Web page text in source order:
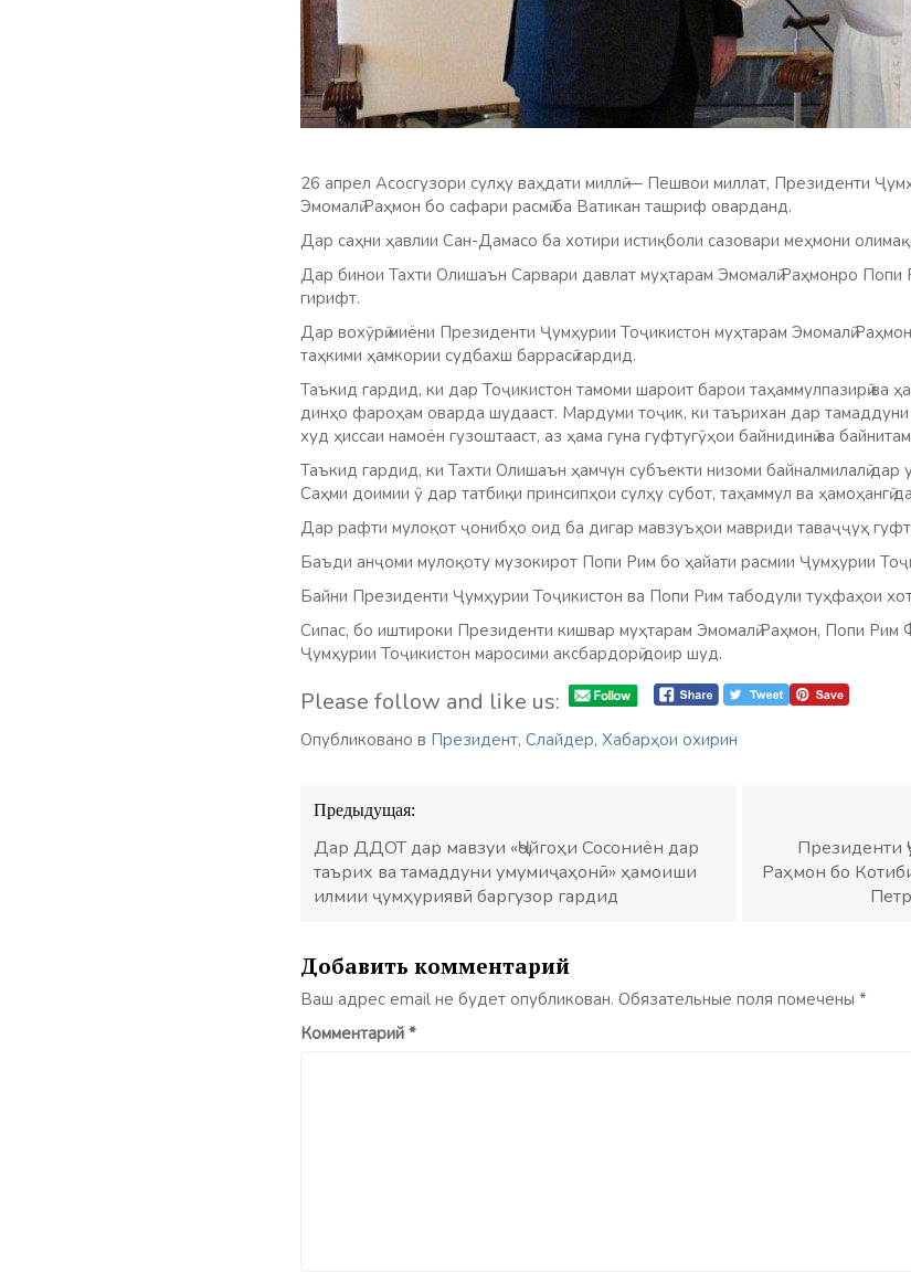
26 апрел Асосгузори сулҳу ваҳдати миллӣ — Пешвои миллат, Президенти
Эмомалӣ Раҳмон бо сафари расмӣ ба Ватикан ташриф оварданд.
Дар саҳни ҳавлии Сан-Дамасо ба хотири истиқболи сазовари меҳмони
Дар бинои Тахти Олишаън Сарвари давлат муҳтарам Эмомалӣ Раҳмонро Попи
гирифт.
Дар вохӯрӣ миёни Президенти Ҷумҳурии Тоҷикистон муҳтарам Эмомалӣ
таҳкими ҳамкории судбахш баррасӣ гардид.
Таъкид гардид, ки дар Тоҷикистон тамоми шароит барои таҳаммулпазирӣ ва
динҳо фароҳам оварда шудааст. Мардуми тоҷик, ки таърихан дар тамаддуни
худ ҳиссаи намоён гузоштааст, аз ҳама гуна гуфтугӯҳои байнидинӣ ва
Таъкид гардид, ки Тахти Олишаън ҳамчун субъекти низоми байналмилалӣ дар
Саҳми доимии ӯ дар татбиқи принсипҳои сулҳу субот, таҳаммул ва ҳамоҳангӣ
Дар рафти мулоқот ҷонибҳо оид ба дигар мавзуъҳои мавриди таваҷҷуҳ
Баъди анҷоми мулоқоту музокирот Попи Рим бо ҳайати расмии Ҷумҳурии
Байни Президенти Ҷумҳурии Тоҷикистон ва Попи Рим табодули туҳфаҳои
Сипас, бо иштироки Президенти кишвар муҳтарам Эмомалӣ Раҳмон, Попи Рим
Ҷумҳурии Тоҷикистон маросими аксбардорӣ доир шуд.
Please follow and like us:
Опубликовано в Президент, Слайдер, Хабарҳои охирин
Навигация
по
записям
Предыдущая:
Дар ДДОТ дар мавзуи «Ҷойгоҳи Сосониён дар
таърих ва тамаддуни умумиҷаҳонӣ» ҳамоиши
илмии ҷумҳуриявӣ баргузор гардид
Президенти
Раҳмон бо
Добавить комментарий
Ваш адрес email не будет опубликован. Обязательные поля помечены *
Комментарий *